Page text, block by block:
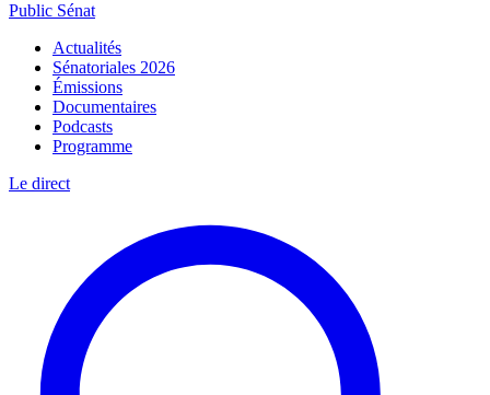
Public Sénat
Actualités
Sénatoriales 2026
Émissions
Documentaires
Podcasts
Programme
Le direct